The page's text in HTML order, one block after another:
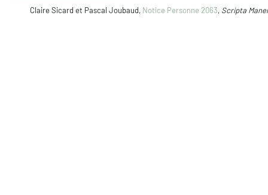
Claire Sicard et Pascal Joubaud, Notice Personne 2063, Scripta